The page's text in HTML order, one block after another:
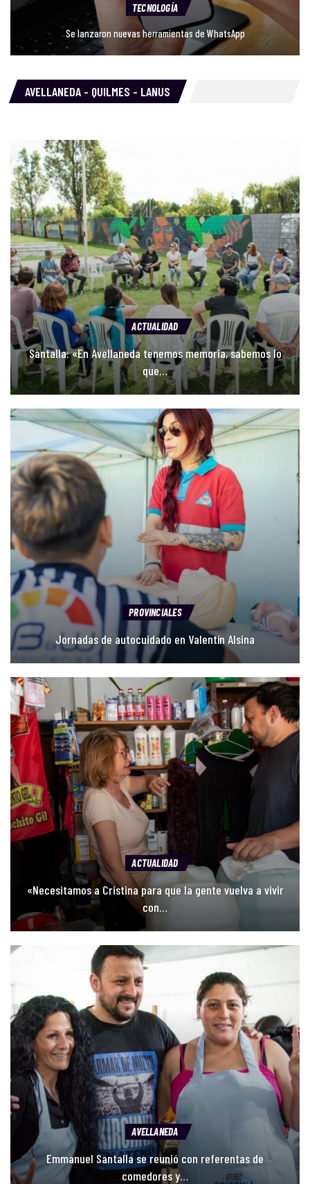
TECNOLOGÍA
Se lanzaron nuevas herramientas de WhatsApp
AVELLANEDA - QUILMES - LANUS
ACTUALIDAD
Emmanuel Santalla recorrió comercios de Avellaneda y
dialogó…
ACTUALIDAD
Emmanuel Santalla impulsó una multitudinaria jornada
de…
ACTUALIDAD
SUTEBA sin Baradel: Torre se impuso con el 76% en la…
ACTUALIDAD
En plenario universitario y junto a Calzoni, Santalla
volvio…